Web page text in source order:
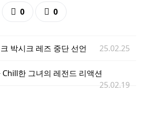
추천
0 비추천
0
박시크 레즈 중단 선언 25.02.25
Chill한 그녀의 레전드 리액션
25.02.19